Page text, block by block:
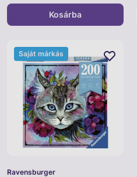
Kosárba
Ravensburger
Saját márkás